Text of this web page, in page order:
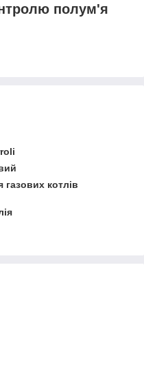
полум'я
газових котлів